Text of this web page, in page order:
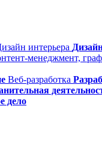
интерьера
менеджмент,
Веб-разработка
дело